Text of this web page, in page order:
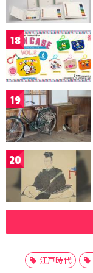
18
19
20
江戸時代